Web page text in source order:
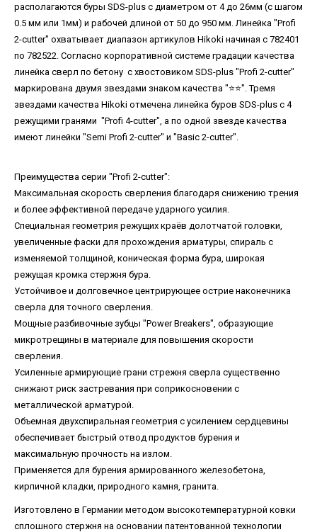
располагаются буры SDS-plus с диаметром от 4 до 26мм (с шагом
0.5 мм или 1мм) и рабочей длиной от 50 до 950 мм. Линейка "Profi
2-cutter" охватывает диапазон артикулов Hikoki начиная с 782401
по 782522. Согласно корпоративной системе градации качества
линейка сверл по бетону с хвостовиком SDS-plus "Profi 2-cutter"
маркирована двумя звездами знаком качества "⭐️⭐️". Тремя
звездами качества Hikoki отмечена линейка буров SDS-plus с 4
режущими гранями "Profi 4-cutter", а по одной звезде качества
имеют линейки "Semi Profi 2-cutter" и "Basic 2-cutter".
Преимущества серии "Profi 2-cutter":
Максимальная скорость сверления благодаря снижению трения
и более эффективной передаче ударного усилия.
Специальная геометрия режущих краёв долотчатой ​​головки,
увеличенные фаски для прохождения арматуры, спираль с
изменяемой толщиной, коническая форма бура, широкая
режущая кромка стержня бура.
Устойчивое и долговечное центрирующее острие наконечника
сверла для точного сверления.
Мощные разбивочные зубцы "Power Breakers", образующие
микротрещины в материале для повышения скорости
сверления.
Усиленные армирующие грани стрежня сверла существенно
снижают риск застревания при соприкосновении с
металлической арматурой.
Объемная двухспиральная геометрия с усилением сердцевины
обеспечивает быстрый отвод продуктов бурения и
максимальную прочность на излом.
Применяется для бурения армированного железобетона,
кирпичной кладки, природного камня, гранита.
Изготовлено в Германии методом высокотемпературной ковки
сплошного стержня на основании патентованной технологии